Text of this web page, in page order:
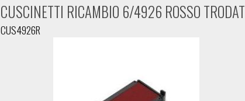
CUSCINETTI RICAMBIO 6/4926 ROSSO TRODAT
CUS4926R